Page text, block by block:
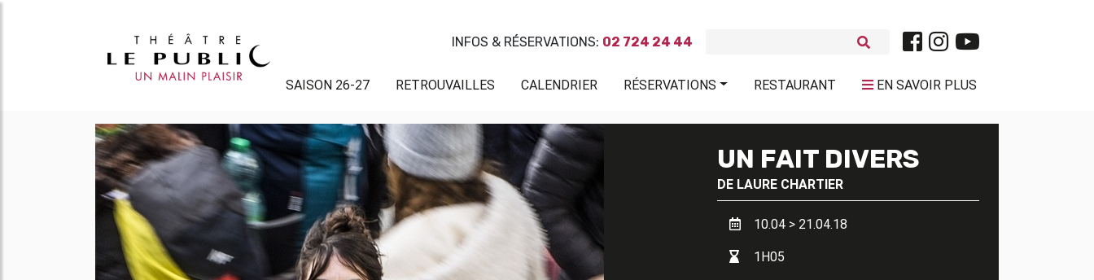
INFOS & RÉSERVATIONS: 02 724 24 44
SAISON 26-27 RETROUVAILLES CALENDRIER RÉSERVATIONS RESTAURANT EN SAVOIR PLUS
UN FAIT DIVERS
DE LAURE CHARTIER
10.04 > 21.04.18
1H05